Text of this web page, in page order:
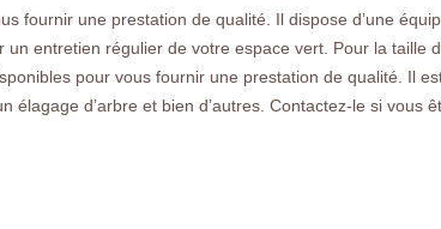
fournir une prestation de qualité. Il dispose d’une
entretien régulier de votre espace vert. Pour la taille
pour vous fournir une prestation de qualité. Il
élagage d’arbre et bien d’autres. Contactez-le si vous